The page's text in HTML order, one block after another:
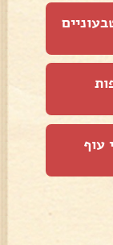
עוף